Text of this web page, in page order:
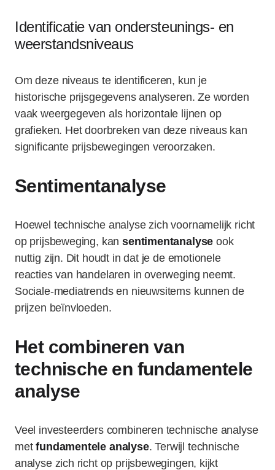
Identificatie van ondersteunings- en
weerstandsniveaus
Om deze niveaus te identificeren, kun je
historische prijsgegevens analyseren. Ze worden
vaak weergegeven als horizontale lijnen op
grafieken. Het doorbreken van deze niveaus kan
significante prijsbewegingen veroorzaken.
Sentimentanalyse
Hoewel technische analyse zich voornamelijk richt
op prijsbeweging, kansentimentanalyse ook
nuttig zijn. Dit houdt in dat je de emotionele
reacties van handelaren in overweging neemt.
Sociale-mediatrends en nieuwsitems kunnen de
prijzen beïnvloeden.
Het combineren van
technische en fundamentele
analyse
Veel investeerders combineren technische analyse
metfundamentele analyse. Terwijl technische
analyse zich richt op prijsbewegingen, kijkt